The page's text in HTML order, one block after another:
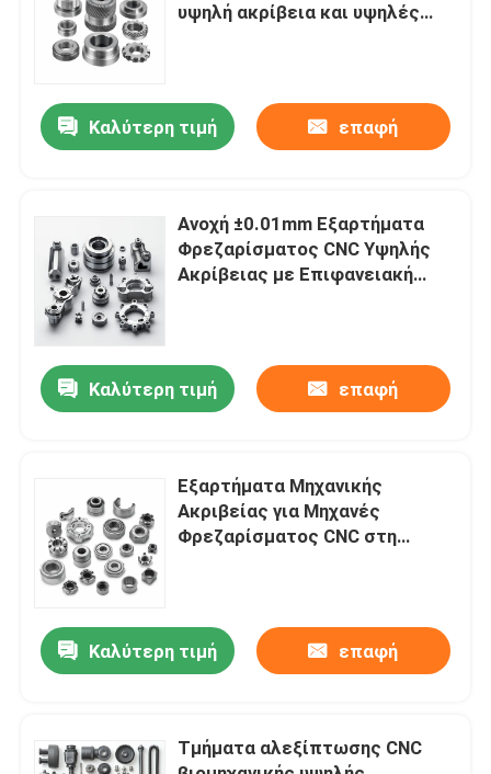
Σπίτι
Βίντεο
Σχετικά με εμάς
Επισκεψή εργοστασίου
Έλεγχος ποιότητας
Επικοινωνήστε μαζί μας
Ειδήσεις
Ανταλλακτικά φρέζας CNC
υψηλή ακρίβεια και υψηλές
Καλύτερη τιμή επαφή
Ανοχή ±0.01mm Εξαρτήματα
Φρεζαρίσματος CNC Υψηλής
Ακρίβειας με Επιφανειακή
Καλύτερη τιμή επαφή
Εξαρτήματα Μηχανικής
Ακριβείας για Μηχανές
Φρεζαρίσματος CNC στη
Καλύτερη τιμή επαφή
Τμήματα αλεξίπτωσης CNC